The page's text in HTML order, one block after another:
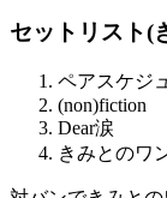
セットリスト(
ペアスケジ
(non)fiction
Dear涙
きみとのワ